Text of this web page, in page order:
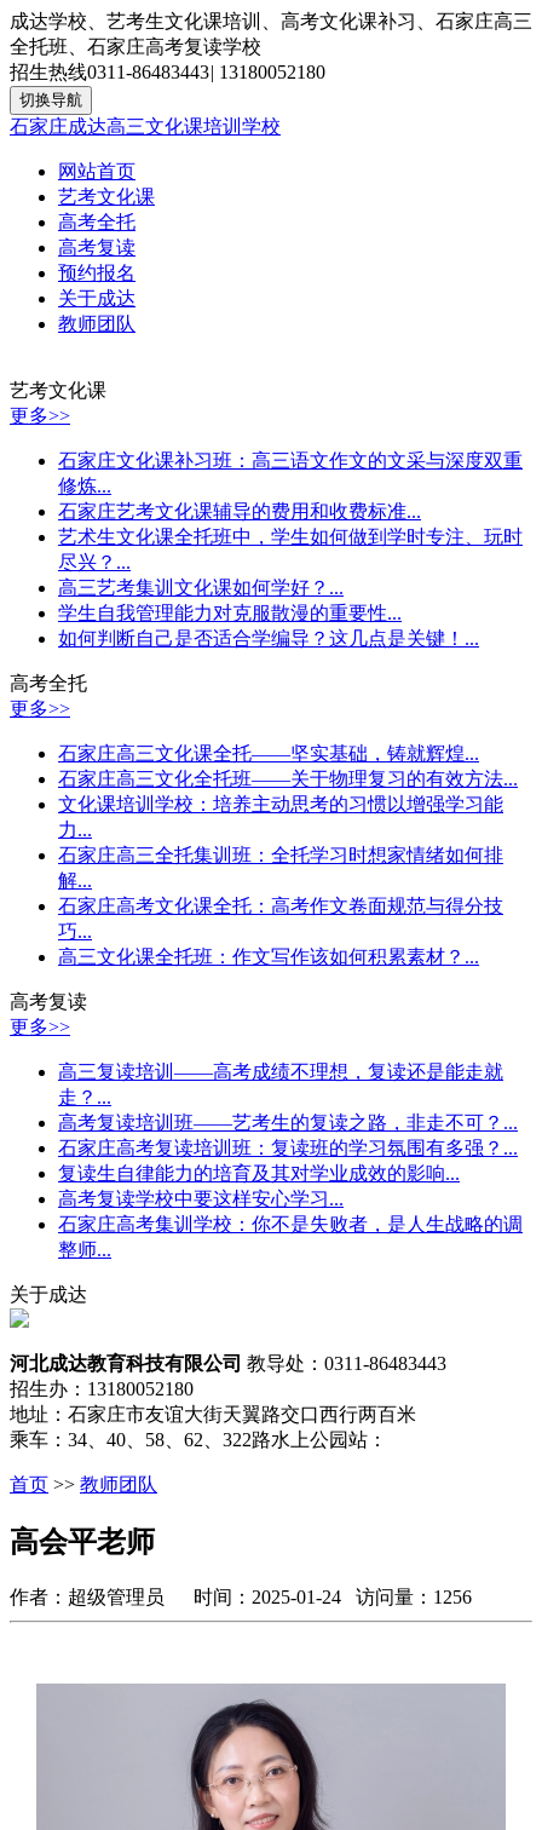
成达学校、艺考生文化课培训、高考文化课补习、石家庄高三
全托班、石家庄高考复读学校
招生热线0311-86483443| 13180052180
切换导航
石家庄成达高三文化课培训学校
网站首页
艺考文化课
高考全托
高考复读
预约报名
关于成达
教师团队
艺考文化课
更多>>
石家庄文化课补习班：高三语文作文的文采与深度双重
修炼...
石家庄艺考文化课辅导的费用和收费标准...
艺术生文化课全托班中，学生如何做到学时专注、玩时
尽兴？...
高三艺考集训文化课如何学好？...
学生自我管理能力对克服散漫的重要性...
如何判断自己是否适合学编导？这几点是关键！...
高考全托
更多>>
石家庄高三文化课全托——坚实基础，铸就辉煌...
石家庄高三文化全托班——关于物理复习的有效方法...
文化课培训学校：培养主动思考的习惯以增强学习能
力...
石家庄高三全托集训班：全托学习时想家情绪如何排
解...
石家庄高考文化课全托：高考作文卷面规范与得分技
巧...
高三文化课全托班：作文写作该如何积累素材？...
高考复读
更多>>
高三复读培训——高考成绩不理想，复读还是能走就
走？...
高考复读培训班——艺考生的复读之路，非走不可？...
石家庄高考复读培训班：复读班的学习氛围有多强？...
复读生自律能力的培育及其对学业成效的影响...
高考复读学校中要这样安心学习...
石家庄高考集训学校：你不是失败者，是人生战略的调
整师...
关于成达
河北成达教育科技有限公司 教导处：0311-86483443
招生办：13180052180
地址：石家庄市友谊大街天翼路交口西行两百米
乘车：34、40、58、62、322路水上公园站：
首页 >> 教师团队
高会平老师
作者：超级管理员 时间：2025-01-24 访问量：1256